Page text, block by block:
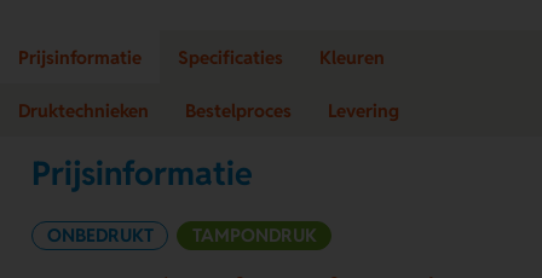
Prijsinformatie Specificaties Kleuren
Druktechnieken Bestelproces Levering
Prijsinformatie
ONBEDRUKT TAMPONDRUK